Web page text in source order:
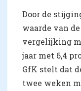
Door de
waarde van
vergelijking
jaar met 6,4
GfK stelt dat
twee weken